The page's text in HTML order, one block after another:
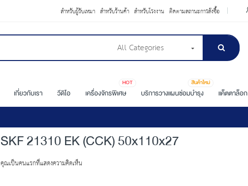
สำหรับผู้รับเหมา สำหรับร้านค้า สำหรับโรงงาน ติดตามสถานะการสั่งซื้อ
All Categories
เกี่ยวกับเรา วีดิโอ เครื่องจักรพิเศษ
HOT
บริการวางแผนซ่อมบำรุง
สินค้าใหม่
แค็ตตาล็อก
SKF 21310 EK (CCK) 50x110x27
คุณเป็นคนแรกที่แสดงความคิดเห็น